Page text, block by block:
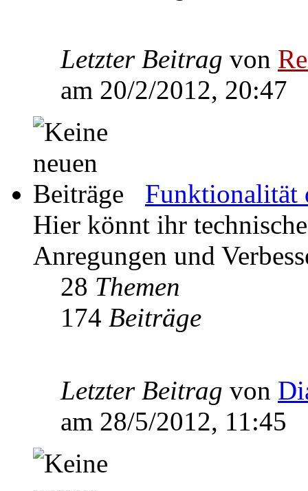
Letzter Beitrag von
am 20/2/2012, 20:47
Funktionalität
Hier könnt ihr
Anregungen und
28 Themen
174 Beiträge
Letzter Beitrag von
am 28/5/2012, 11:45